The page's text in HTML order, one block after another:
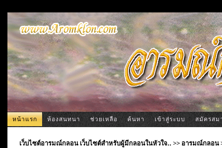
หน้าแรก ห้องสนทนา ช่วยเหลือ ค้นหา เข้าสู่ระบบ สมัครสม
เว็บไซต์อารมณ์กลอน เว็บไซต์สำหรับผู้มีกลอนในหัวใจ.. >> อารมณ์กลอน